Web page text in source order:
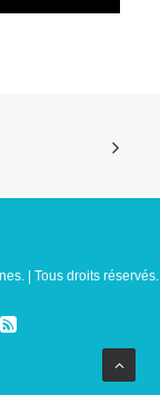
| Tous droits réservés.